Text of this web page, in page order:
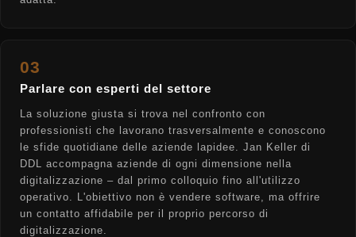
03
Parlare con esperti del settore
La soluzione giusta si trova nel confronto con
professionisti che lavorano trasversalmente e conoscono
le sfide quotidiane delle aziende lapidee. Jan Keller di
DDL accompagna aziende di ogni dimensione nella
digitalizzazione – dal primo colloquio fino all'utilizzo
operativo. L'obiettivo non è vendere software, ma offrire
un contatto affidabile per il proprio percorso di
digitalizzazione.